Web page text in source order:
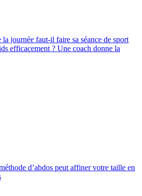
journée faut-il faire sa séance de sport
efficacement ? Une coach donne la
d’abdos peut affiner votre taille en